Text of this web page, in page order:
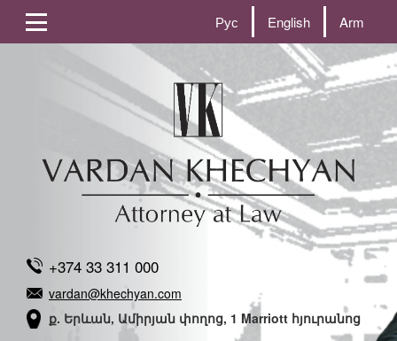
Рус English Arm
+374 33 311 000
vardan@khechyan.com
ք. Երևան, Ամիրյան փողոց, 1 Marriott հյուրանոց